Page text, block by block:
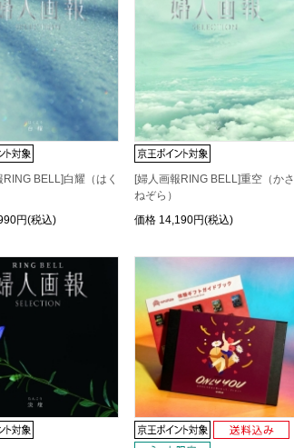
RING BELL]白耀（はく
円(税込)
[婦人画報RING BELL]重空（かさ
ねぞら）
価格 14,190円(税込)